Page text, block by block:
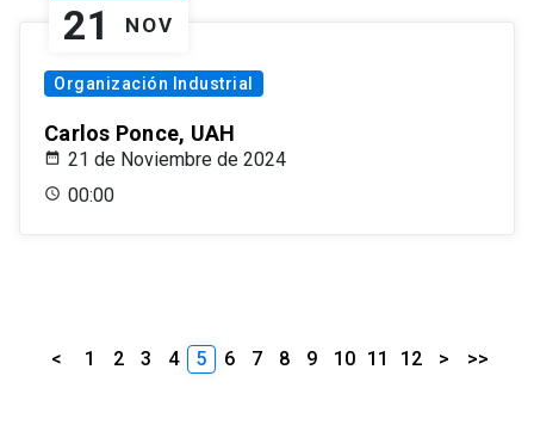
21 NOV
Organización Industrial
Carlos Ponce, UAH
21 de Noviembre de 2024
00:00
< 1 2 3 4 5 6 7 8 9 10 11 12 > >>